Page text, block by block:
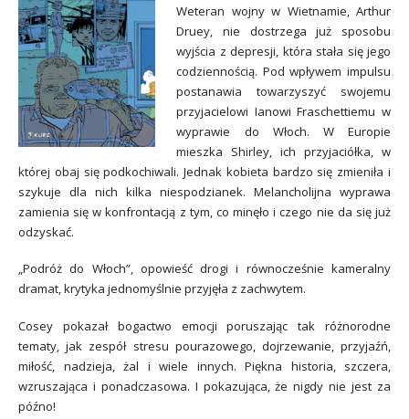
Weteran wojny w Wietnamie, Arthur
Druey, nie dostrzega już sposobu
wyjścia z depresji, która stała się jego
codziennością. Pod wpływem impulsu
postanawia towarzyszyć swojemu
przyjacielowi Ianowi Fraschettiemu w
wyprawie do Włoch. W Europie
mieszka Shirley, ich przyjaciółka, w
której obaj się podkochiwali. Jednak kobieta bardzo się zmieniła i
szykuje dla nich kilka niespodzianek. Melancholijna wyprawa
zamienia się w konfrontacją z tym, co minęło i czego nie da się już
odzyskać.
„Podróż do Włoch”, opowieść drogi i równocześnie kameralny
dramat, krytyka jednomyślnie przyjęła z zachwytem.
Cosey pokazał bogactwo emocji poruszając tak różnorodne
tematy, jak zespół stresu pourazowego, dojrzewanie, przyjaźń,
miłość, nadzieja, żal i wiele innych. Piękna historia, szczera,
wzruszająca i ponadczasowa. I pokazująca, że nigdy nie jest za
późno!